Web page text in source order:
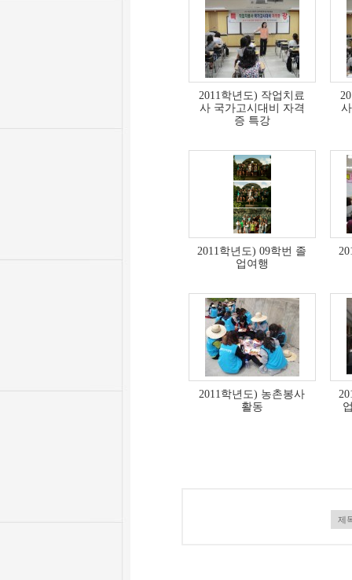
2011학년도) 작업치료
사 국가고시대비 자격
증 특강
2011학년도) 09학번 졸
업여행
2011학년도) 농촌봉사
활동